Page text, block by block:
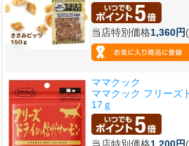
当店特別価格1,360円
ママクック
ママクック フリーズ
17ｇ